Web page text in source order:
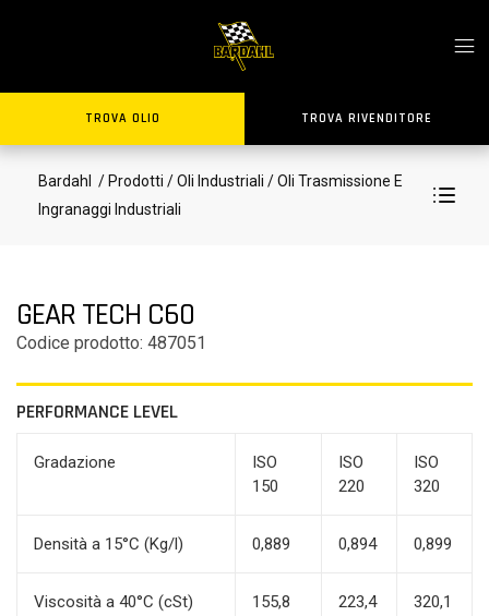
TROVA OLIO TROVA RIVENDITORE
Bardahl / Prodotti / Oli Industriali / Oli Trasmissione E
Ingranaggi Industriali
GEAR TECH C60
Codice prodotto: 487051
PERFORMANCE LEVEL
Gradazione
ISO
150
ISO
220
ISO
320
Densità a 15°C (Kg/l) 0,889 0,894 0,899
Viscosità a 40°C (cSt) 155,8 223,4 320,1